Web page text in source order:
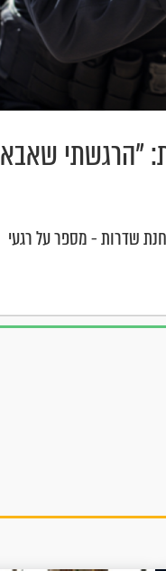
"הרגשתי שאבא
שדרות - מספר על רגעי